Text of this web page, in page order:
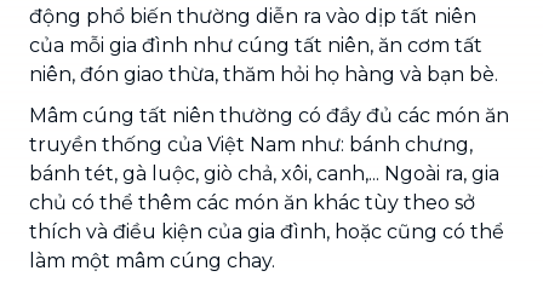
động phổ biến thường diễn ra vào dịp tất niên
của mỗi gia đình như cúng tất niên, ăn cơm tất
niên, đón giao thừa, thăm hỏi họ hàng và bạn bè.
Mâm cúng tất niên thường có đầy đủ các món ăn
truyền thống của Việt Nam như: bánh chưng,
bánh tét, gà luộc, giò chả, xôi, canh,... Ngoài ra, gia
chủ có thể thêm các món ăn khác tùy theo sở
thích và điều kiện của gia đình, hoặc cũng có thể
làm một mâm cúng chay.